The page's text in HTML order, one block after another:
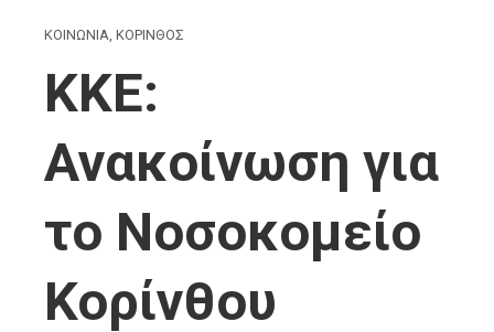
ΚΟΙΝΩΝΙΑ, ΚΟΡΙΝΘΟΣ
ΚΚΕ:
Ανακοίνωση για
το Νοσοκομείο
Κορίνθου